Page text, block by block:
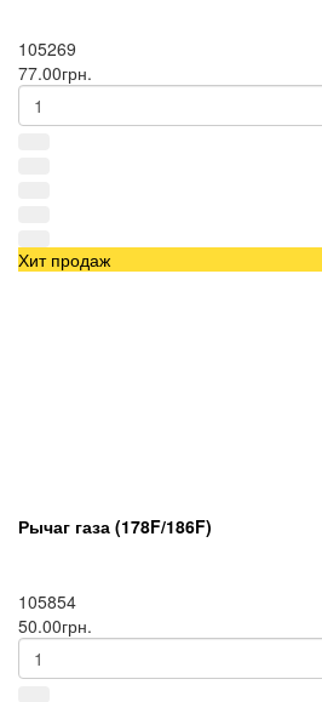
105269
77.00грн.
Хит продаж
Рычаг газа (178F/186F)
105854
50.00грн.